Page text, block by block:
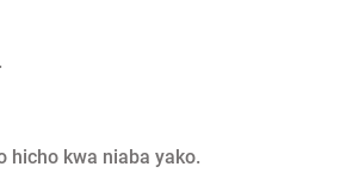
hicho kwa niaba yako.